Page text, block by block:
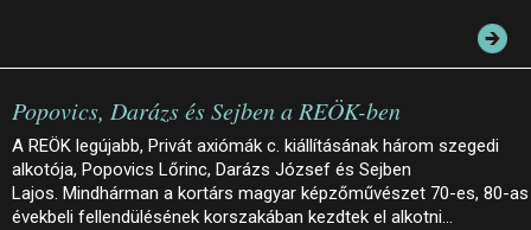
Popovics, Darázs és Sejben a REÖK-ben
A REÖK legújabb, Privát axiómák c. kiállításának három szegedi
alkotója, Popovics Lőrinc, Darázs József és Sejben
Lajos. Mindhárman a kortárs magyar képzőművészet 70-es, 80-as
évekbeli fellendülésének korszakában kezdtek el alkotni…